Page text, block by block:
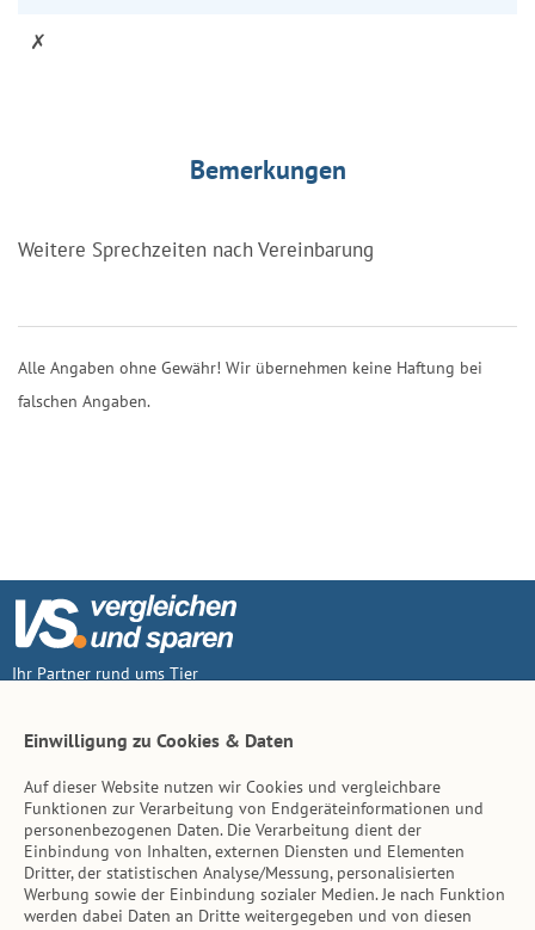
✗
Bemerkungen
Weitere Sprechzeiten nach Vereinbarung
Alle Angaben ohne Gewähr! Wir übernehmen keine Haftung bei
falschen Angaben.
Ihr Partner rund ums Tier
Inhalt
Tierarzt-Suche
Hinweise
Einwilligung zu Cookies & Daten
Auf dieser Website nutzen wir Cookies und vergleichbare
Funktionen zur Verarbeitung von Endgeräteinformationen und
personenbezogenen Daten. Die Verarbeitung dient der
Einbindung von Inhalten, externen Diensten und Elementen
Dritter, der statistischen Analyse/Messung, personalisierten
Werbung sowie der Einbindung sozialer Medien. Je nach Funktion
werden dabei Daten an Dritte weitergegeben und von diesen